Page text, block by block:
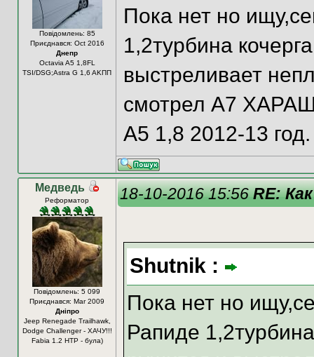
Повідомлень: 85
Приєднався: Oct 2016
Днепр
Octavia A5 1,8FL
TSI/DSG;Astra G 1,6 AKПП
Пока нет но
1,2турбина
выстреливает
смотрел А7
А5 1,8 2012-13
Медведь
Реформатор
Повідомлень: 5 099
Приєднався: Mar 2009
Дніпро
Jeep Renegade Trailhawk,
Dodge Challenger - ХАЧУ!!!
Fabia 1.2 HTP - була)
18-10-2016 15:56RE:
Shutnik :
Пока нет но
Рапиде